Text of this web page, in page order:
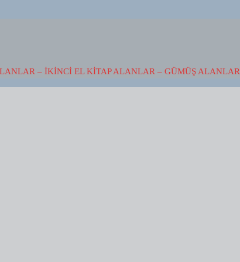
– İKINCI EL KITAP ALANLAR – GÜMÜŞ ALANLAR